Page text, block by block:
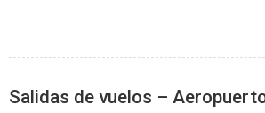
Salidas de vuelos –